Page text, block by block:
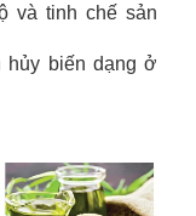
và tinh chế sản
hủy biến dạng ở